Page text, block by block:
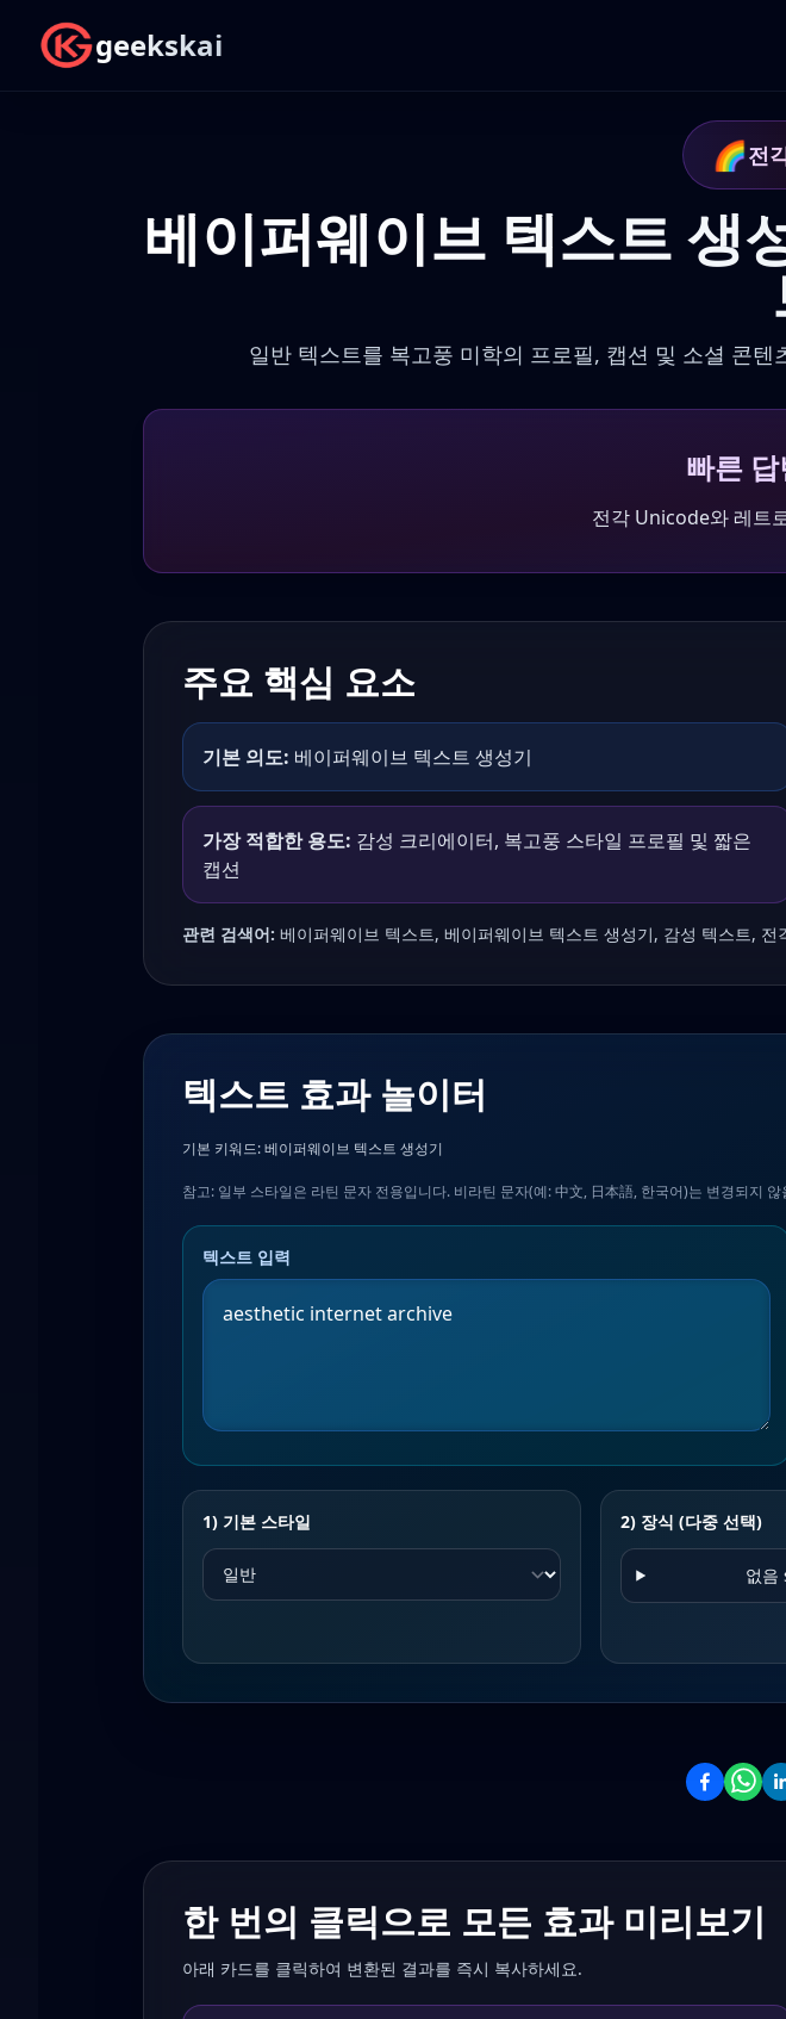
geekskai
🌈전
베이퍼웨이브 텍스트 생
일반 텍스트를 복고풍 미학의 프로필, 캡션 및 소셜 콘
빠른
전각 Unicode와 레트
주요 핵심 요소
기본 의도: 베이퍼웨이브 텍스트 생성기
가장 적합한 용도: 감성 크리에이터, 복고풍 스타일 프로필 및 짧은
캡션
관련 검색어: 베이퍼웨이브 텍스트, 베이퍼웨이브 텍스트 생성기, 감성 텍스트, 전
텍스트 효과 놀이터
기본 키워드:베이퍼웨이브 텍스트 생성기
참고: 일부 스타일은 라틴 문자 전용입니다. 비라틴 문자(예: 中文, 日本語, 한국어)는 변경되지
텍스트 입력
1) 기본 스타일 2) 장식 (다중 선택)
없음
한 번의 클릭으로 모든 효과 미리보기
아래 카드를 클릭하여 변환된 결과를 즉시 복사하세요.